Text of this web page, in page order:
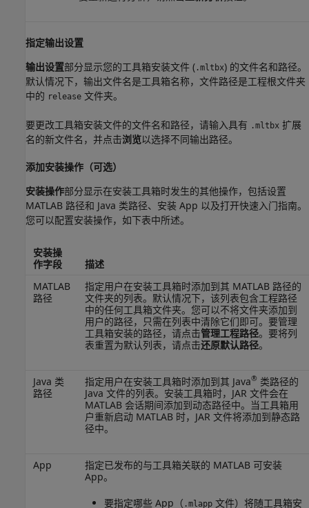
指定输出设置
输出设置部分显示您的工具箱安装文件 ( .mltbx) 的文件名和路径。
默认情况下，输出文件名是工具箱名称，文件路径是工程根文件夹
中的 release 文件夹。
要更改工具箱安装文件的文件名和路径，请输入具有 .mltbx 扩展
名的新文件名，并点击浏览以选择不同输出路径。
添加安装操作（可选）
安装操作部分显示在安装工具箱时发生的其他操作，包括设置
MATLAB 路径和 Java 类路径、安装 App 以及打开快速入门指南。
您可以配置安装操作，如下表中所述。
安装操
作字段
描述
MATLAB
路径
指定用户在安装工具箱时添加到其 MATLAB 路径的
文件夹的列表。默认情况下，该列表包含工程路径
中的任何工具箱文件夹。您可以不将文件夹添加到
用户的路径，只需在列表中清除它们即可。要管理
工具箱安装的路径，请点击管理工程路径。要将列
表重置为默认列表，请点击还原默认路径。
Java 类
路径
指定用户在安装工具箱时添加到其 Java® 类路径的
Java 文件的列表。安装工具箱时，JAR 文件会在
MATLAB 会话期间添加到动态路径中。当工具箱用
户重新启动 MATLAB 时，JAR 文件将添加到静态路
径中。
App
指定已发布的与工具箱关联的 MATLAB 可安装
App。
要指定哪些 App（ .mlapp文件）将随工具箱安